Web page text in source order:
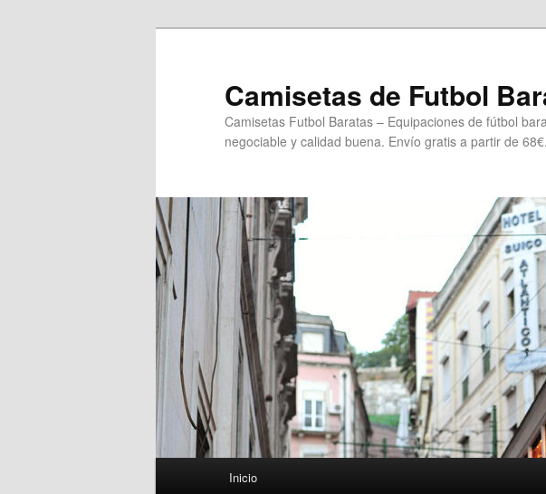
Camisetas de Futbol
Camisetas Futbol Baratas – Equipaciones de fútbol
negociable y calidad buena. Envío gratis a partir de 68€.
Inicio